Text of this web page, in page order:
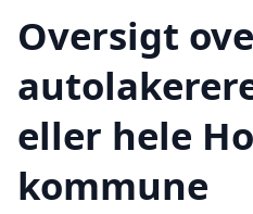
Oversigt
eller hele
kommune